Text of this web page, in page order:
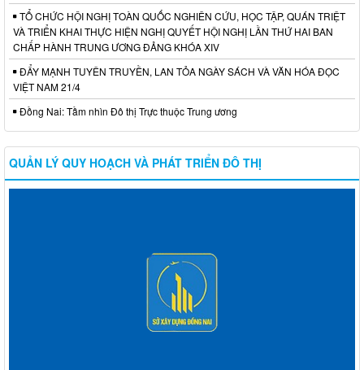
TỔ CHỨC HỘI NGHỊ TOÀN QUỐC NGHIÊN CỨU, HỌC TẬP, QUÁN TRIỆT
VÀ TRIỂN KHAI THỰC HIỆN NGHỊ QUYẾT HỘI NGHỊ LẦN THỨ HAI BAN
CHẤP HÀNH TRUNG ƯƠNG ĐẢNG KHÓA XIV
ĐẨY MẠNH TUYÊN TRUYỀN, LAN TỎA NGÀY SÁCH VÀ VĂN HÓA ĐỌC
VIỆT NAM 21/4
Đồng Nai: Tầm nhìn Đô thị Trực thuộc Trung ương
QUẢN LÝ QUY HOẠCH VÀ PHÁT TRIỂN ĐÔ THỊ